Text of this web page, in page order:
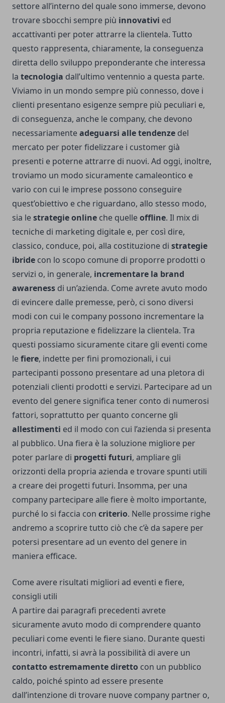
settore all’interno del quale sono immerse, devono
trovare sbocchi sempre più innovativi ed
accattivanti per poter attrarre la clientela. Tutto
questo rappresenta, chiaramente, la conseguenza
diretta dello sviluppo preponderante che interessa
la tecnologia dall’ultimo ventennio a questa parte.
Viviamo in un mondo sempre più connesso, dove i
clienti presentano esigenze sempre più peculiari e,
di conseguenza, anche le company, che devono
necessariamenteadeguarsi alle tendenze del
mercato per poter fidelizzare i customer già
presenti e poterne attrarre di nuovi. Ad oggi, inoltre,
troviamo un modo sicuramente camaleontico e
vario con cui le imprese possono conseguire
quest’obiettivo e che riguardano, allo stesso modo,
sia lestrategie online che quelleoffline. Il mix di
tecniche di marketing digitale e, per così dire,
classico, conduce, poi, alla costituzione di strategie
ibride con lo scopo comune di proporre prodotti o
servizi o, in generale, incrementare la brand
awareness di un’azienda. Come avrete avuto modo
di evincere dalle premesse, però, ci sono diversi
modi con cui le company possono incrementare la
propria reputazione e fidelizzare la clientela. Tra
questi possiamo sicuramente citare gli eventi come
lefiere, indette per fini promozionali, i cui
partecipanti possono presentare ad una pletora di
potenziali clienti prodotti e servizi. Partecipare ad un
evento del genere significa tener conto di numerosi
fattori, soprattutto per quanto concerne gli
allestimenti ed il modo con cui l’azienda si presenta
al pubblico. Una fiera è la soluzione migliore per
poter parlare di progetti futuri, ampliare gli
orizzonti della propria azienda e trovare spunti utili
a creare dei progetti futuri. Insomma, per una
company partecipare alle fiere è molto importante,
purché lo si faccia con criterio. Nelle prossime righe
andremo a scoprire tutto ciò che c’è da sapere per
potersi presentare ad un evento del genere in
maniera efficace.
Come avere risultati migliori ad eventi e fiere,
consigli utili
A partire dai paragrafi precedenti avrete
sicuramente avuto modo di comprendere quanto
peculiari come eventi le fiere siano. Durante questi
incontri, infatti, si avrà la possibilità di avere un
contatto estremamente diretto con un pubblico
caldo, poiché spinto ad essere presente
dall’intenzione di trovare nuove company partner o,